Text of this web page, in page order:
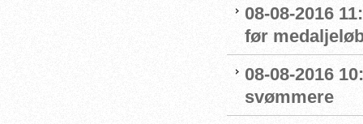
08-08-2016
før
08-08-2016
svømmere